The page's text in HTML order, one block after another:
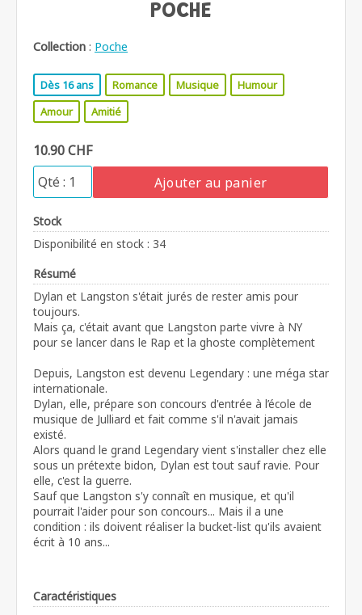
POCHE
Collection : Poche
Dès 16 ans Romance Musique
Humour
Amour
Amitié
10.90 CHF
Ajouter au panier
Stock
Disponibilité en stock : 34
Résumé
Dylan et Langston s'était jurés de rester amis pour
toujours.
Mais ça, c'était avant que Langston parte vivre à NY
pour se lancer dans le Rap et la ghoste complètement
Depuis, Langston est devenu Legendary : une méga star
internationale.
Dylan, elle, prépare son concours d'entrée à l’école de
musique de Julliard et fait comme s'il n'avait jamais
existé.
Alors quand le grand Legendary vient s'installer chez elle
sous un prétexte bidon, Dylan est tout sauf ravie. Pour
elle, c'est la guerre.
Sauf que Langston s'y connaît en musique, et qu'il
pourrait l'aider pour son concours... Mais il a une
condition : ils doivent réaliser la bucket-list qu'ils avaient
écrit à 10 ans...
Caractéristiques